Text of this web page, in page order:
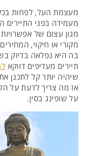
מעצמת העל, לפחות
מעמידה בפני התיירים
מגון עצום של
מקורי או חיקוי,
בה היא נפלאה בדיוק
תיירים מעדיפים דווקא
שיהיה יותר קל לתכנן
אז מה צריך לדעת על
על שופינג בסין.